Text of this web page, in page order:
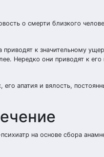
о смерти близкого
приводят к значительному
Нередко они приводят к
его апатия и вялость,
на основе сбора